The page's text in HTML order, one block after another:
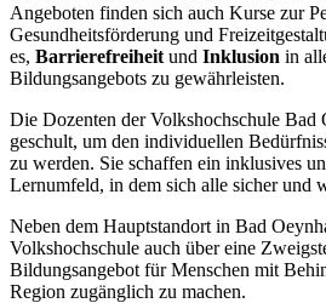
Angeboten finden sich auch Kurse zur
Gesundheitsförderung und
es, Barrierefreiheit und Inklusion in
Bildungsangebots zu gewährleisten.
Die Dozenten der Volkshochschule Bad
geschult, um den individuellen
zu werden. Sie schaffen ein inklusives
Lernumfeld, in dem sich alle sicher und
Neben dem Hauptstandort in Bad
Volkshochschule auch über eine
Bildungsangebot für Menschen mit
Region zugänglich zu machen.